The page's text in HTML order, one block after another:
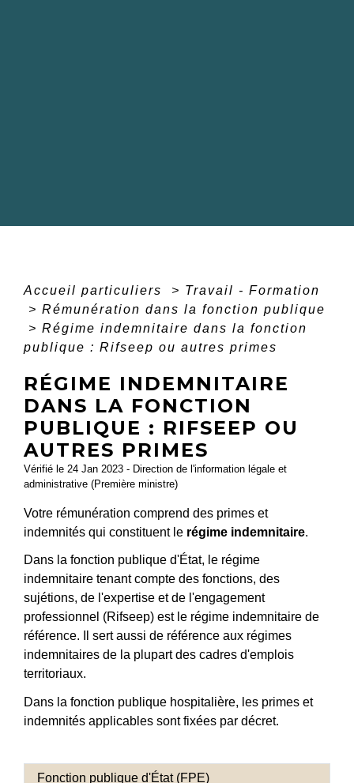
Accueil particuliers > Travail - Formation
> Rémunération dans la fonction publique
> Régime indemnitaire dans la fonction
publique : Rifseep ou autres primes
RÉGIME INDEMNITAIRE
DANS LA FONCTION
PUBLIQUE : RIFSEEP OU
AUTRES PRIMES
Vérifié le 24 Jan 2023 - Direction de l'information légale et
administrative (Première ministre)
Votre rémunération comprend des primes et
indemnités qui constituent le régime indemnitaire.
Dans la fonction publique d'État, le régime
indemnitaire tenant compte des fonctions, des
sujétions, de l'expertise et de l'engagement
professionnel (Rifseep) est le régime indemnitaire de
référence. Il sert aussi de référence aux régimes
indemnitaires de la plupart des cadres d'emplois
territoriaux.
Dans la fonction publique hospitalière, les primes et
indemnités applicables sont fixées par décret.
Fonction publique d'État (FPE)